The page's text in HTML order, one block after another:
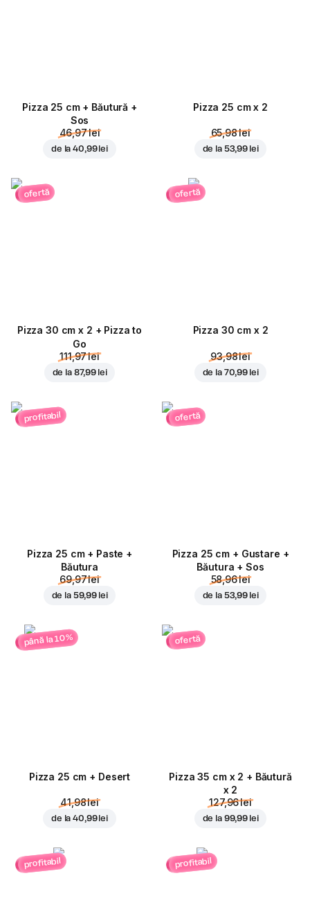
Pizza 25 cm + Băutură +
Sos
46,97 lei
de la40,99 lei
Pizza 25 cm x 2
65,98 lei
de la 53,99 lei
ofertă
Pizza 30 cm x 2 + Pizza to
Go
111,97 lei
de la 87,99 lei
ofertă
Pizza 30 cm x 2
93,98 lei
de la 70,99 lei
profitabil
Pizza 25 cm + Paste +
Băutura
69,97 lei
de la 59,99 lei
ofertă
Pizza 25 cm + Gustare +
Băutura + Sos
58,96 lei
de la 53,99 lei
până la 10%
Pizza 25 cm + Desert
41,98 lei
de la40,99 lei
ofertă
Pizza 35 cm x 2 + Băutură
x 2
127,96 lei
de la 99,99 lei
profitabil profitabil